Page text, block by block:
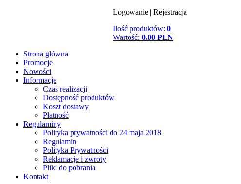
Logowanie | Rejestracja
Ilość produktów: 0
Wartość: 0.00 PLN
Strona główna
Promocje
Nowości
Informacje
Czas realizacji
Dostępność produktów
Koszt dostawy
Płatność
Regulaminy
Polityka prywatności do 24 maja 2018
Regulamin
Polityka Prywatności
Reklamacje i zwroty
Pliki do pobrania
Kontakt